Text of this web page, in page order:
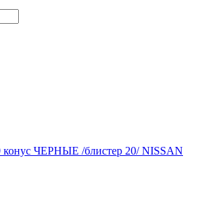
конус ЧЕРНЫЕ /блистер 20/ NISSAN